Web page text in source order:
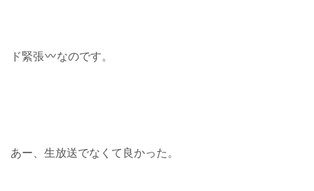
ド緊張 なのです。
あー、生放送でなくて良かった。